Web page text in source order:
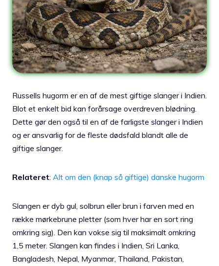
Russells hugorm er en af ​​de mest giftige slanger i Indien.
Blot et enkelt bid kan forårsage overdreven blødning.
Dette gør den også til en af ​​de farligste slanger i Indien
og er ansvarlig for de fleste dødsfald blandt alle de
giftige slanger.
Relateret: Alt om den (knap så giftige) danske hugorm
Slangen er dyb gul, solbrun eller brun i farven med en
række mørkebrune pletter (som hver har en sort ring
omkring sig). Den kan vokse sig til maksimalt omkring
1,5 meter. Slangen kan findes i Indien, Sri Lanka,
Bangladesh, Nepal, Myanmar, Thailand, Pakistan,